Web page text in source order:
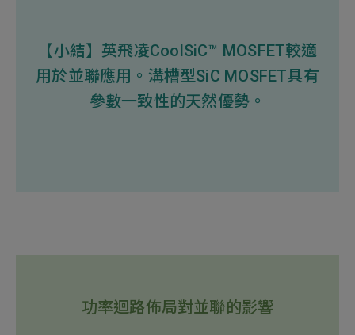
【小結】英飛凌CoolSiC™ MOSFET較適
用於並聯應用。溝槽型SiC MOSFET具有
參數一致性的天然優勢。
功率迴路佈局對並聯的影響